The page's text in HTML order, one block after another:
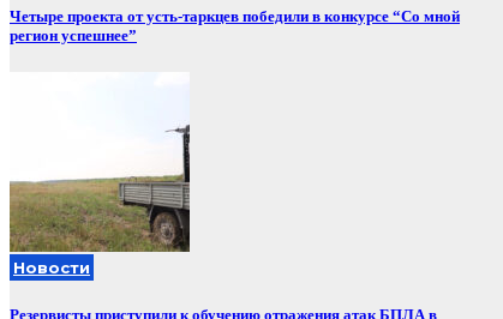
Четыре проекта от усть-таркцев победили в конкурсе “Со мной
регион успешнее”
Новости
Резервисты приступили к обучению отражения атак БПЛА в